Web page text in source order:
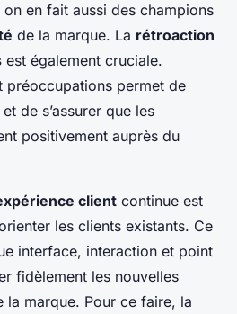
en fait aussi des champions
de la marque. La rétroaction
est également cruciale.
préoccupations permet de
de s’assurer que les
positivement auprès du
client continue est
les clients existants. Ce
interface, interaction et point
fidèlement les nouvelles
la marque. Pour ce faire, la